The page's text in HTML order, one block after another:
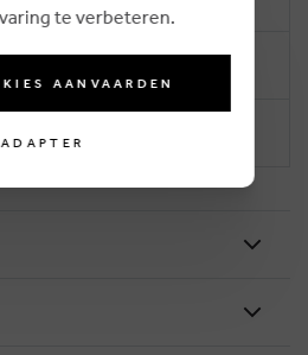
te verbeteren.
AANVAARDEN
ADAPTER